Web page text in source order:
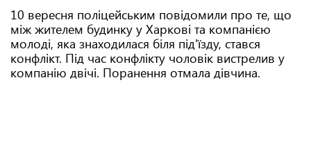
10 вересня поліцейським повідомили про те, що
між жителем будинку у Харкові та компанією
молоді, яка знаходилася біля під'їзду, стався
конфлікт. Під час конфлікту чоловік вистрелив у
компанію двічі. Поранення отмала дівчина.